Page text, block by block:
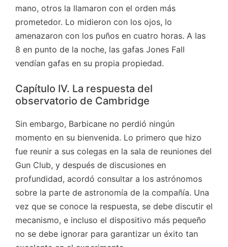
mano, otros la llamaron con el orden más
prometedor. Lo midieron con los ojos, lo
amenazaron con los puños en cuatro horas. A las
8 en punto de la noche, las gafas Jones Fall
vendían gafas en su propia propiedad.
Capítulo IV. La respuesta del
observatorio de Cambridge
Sin embargo, Barbicane no perdió ningún
momento en su bienvenida. Lo primero que hizo
fue reunir a sus colegas en la sala de reuniones del
Gun Club, y después de discusiones en
profundidad, acordó consultar a los astrónomos
sobre la parte de astronomía de la compañía. Una
vez que se conoce la respuesta, se debe discutir el
mecanismo, e incluso el dispositivo más pequeño
no se debe ignorar para garantizar un éxito tan